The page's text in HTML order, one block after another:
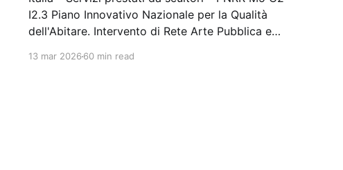
I2.3 Piano Innovativo Nazionale per la Qualità
dell'Abitare. Intervento di Rete Arte Pubblica e
13 mar 202660 min read